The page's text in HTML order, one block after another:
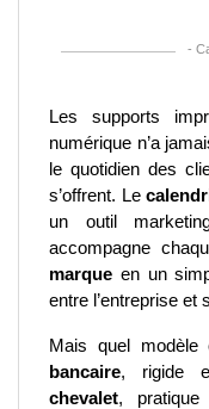
-
Les supports
numérique n’a
le quotidien des
s’offrent. Le
un outil
marque en un
entre l’entreprise et
Mais quel
bancaire, rigide
chevalet,